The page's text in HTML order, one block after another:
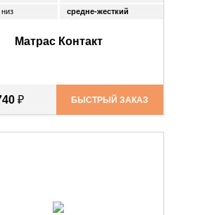
средне-жесткий
Матрас Контакт
₽ БЫСТРЫЙ ЗАКАЗ